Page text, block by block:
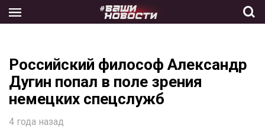
the
Российский философ Александр
Дугин попал в поле зрения
немецких спецслужб
4 года назад